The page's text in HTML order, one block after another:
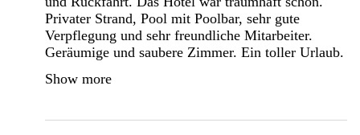
Privater Strand, Pool mit Poolbar, sehr gute
Verpflegung und sehr freundliche Mitarbeiter.
Geräumige und saubere Zimmer. Ein toller Urlaub.
Show more